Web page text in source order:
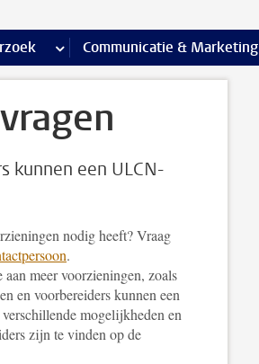
pagina’s
meer Onderzoek pagina’s
Communicatie & Marketing
kunnen een ULCN-
nodig heeft? Vraag
.
meer voorzieningen, zoals
en voorbereiders kunnen een
mogelijkheden en
zijn te vinden op de